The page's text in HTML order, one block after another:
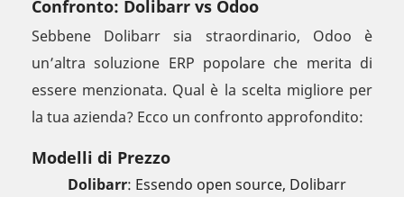
Confronto: Dolibarr vs Odoo
Sebbene Dolibarr sia straordinario, Odoo è
un’altra soluzione ERP popolare che merita di
essere menzionata. Qual è la scelta migliore per
la tua azienda? Ecco un confronto approfondito:
Modelli di Prezzo
Dolibarr: Essendo open source, Dolibarr